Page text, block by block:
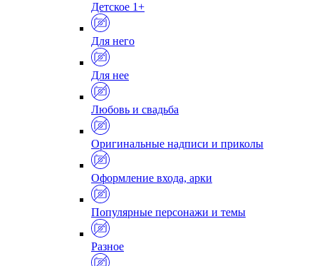
Детское 1+
Для него
Для нее
Любовь и свадьба
Оригинальные надписи и приколы
Оформление входа, арки
Популярные персонажи и темы
Разное